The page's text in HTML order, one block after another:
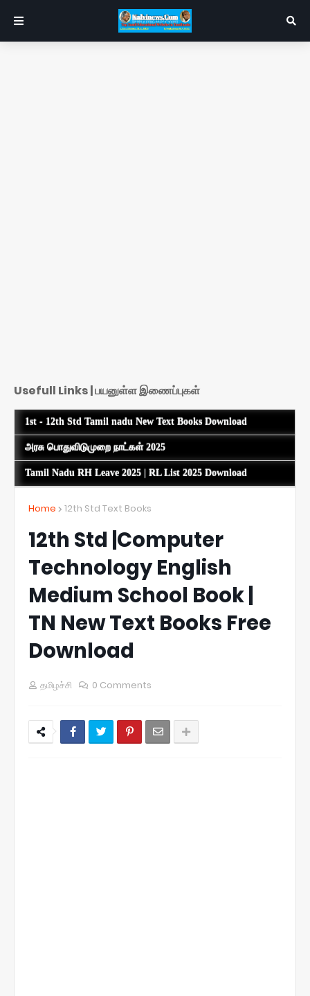
Usefull Links | பயனுள்ள இணைப்புகள்
1st - 12th Std Tamil nadu New Text Books Download
அரசு பொதுவிடுமுறை நாட்கள் 2025
Tamil Nadu RH Leave 2025 | RL List 2025 Download
Home 12th Std Text Books
12th Std |Computer
Technology English
Medium School Book |
TN New Text Books Free
Download
தமிழச்சி 0 Comments